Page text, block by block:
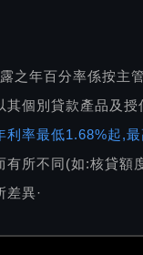
之年百分率係按主
個別貸款產品及授
利率最低1.68%起,
有所不同(如:核貸額
差異·